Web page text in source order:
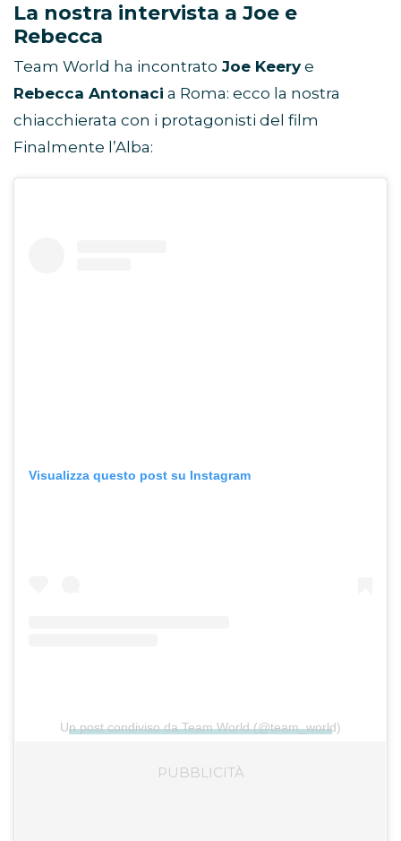
La nostra intervista a Joe e
Rebecca
Team World ha incontrato Joe Keerye
Rebecca Antonaci a Roma: ecco la nostra
chiacchierata con i protagonisti del film
Finalmente l’Alba:
Visualizza questo post su Instagram
Un post condiviso da Team World (@team_world)